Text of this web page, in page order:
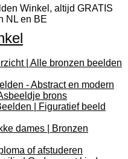
Winkel, altijd GRATIS
NL en BE
| Alle bronzen beelden
- Abstract en modern
brons
| Figuratief beeld
dames | Bronzen
of afstuderen